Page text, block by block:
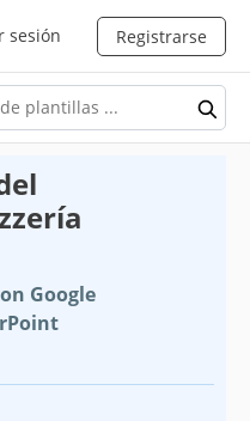
sesión Registrarse
Google